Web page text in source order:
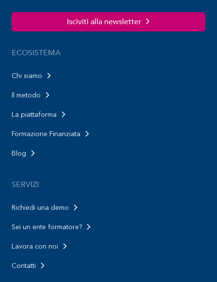
Isciviti alla newsletter
ECOSISTEMA
Chi siamo
Il metodo
La piattaforma
Formazione Finanziata
Blog
SERVIZI
Richiedi una demo
Sei un ente formatore?
Lavora con noi
Contatti